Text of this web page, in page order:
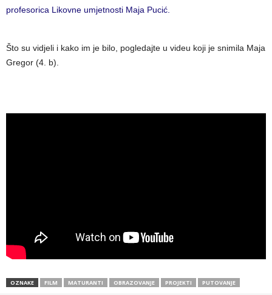
profesorica Likovne umjetnosti Maja Pucić.
Što su vidjeli i kako im je bilo, pogledajte u videu koji je snimila Maja
Gregor (4. b).
OZNAKE FILM MATURANTI OBRAZOVANJE PROJEKTI PUTOVANJE